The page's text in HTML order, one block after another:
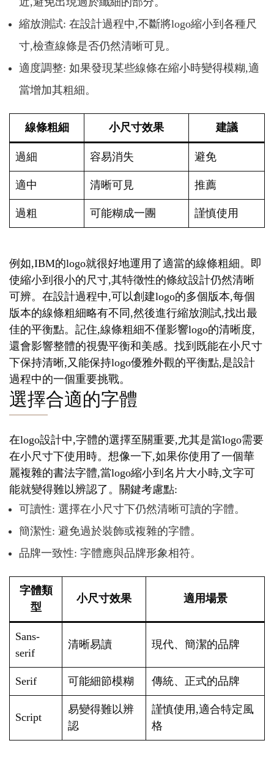
縮放測試: 在設計過程中,不斷將logo縮小到各種尺
寸,檢查線條是否仍然清晰可見。
適度調整: 如果發現某些線條在縮小時變得模糊,適
當增加其粗細。
線條粗細 小尺寸效果 建議
過細 容易消失 避免
適中 清晰可見 推薦
過粗 可能糊成一團 謹慎使用
例如,IBM的logo就很好地運用了適當的線條粗細。即
使縮小到很小的尺寸,其特徵性的條紋設計仍然清晰
可辨。在設計過程中,可以創建logo的多個版本,每個
版本的線條粗細略有不同,然後進行縮放測試,找出最
佳的平衡點。記住,線條粗細不僅影響logo的清晰度,
還會影響整體的視覺平衡和美感。找到既能在小尺寸
下保持清晰,又能保持logo優雅外觀的平衡點,是設計
過程中的一個重要挑戰。
選擇合適的字體
在logo設計中,字體的選擇至關重要,尤其是當logo需要
在小尺寸下使用時。想像一下,如果你使用了一個華
麗複雜的書法字體,當logo縮小到名片大小時,文字可
能就變得難以辨認了。關鍵考慮點:
可讀性: 選擇在小尺寸下仍然清晰可讀的字體。
簡潔性: 避免過於裝飾或複雜的字體。
品牌一致性: 字體應與品牌形象相符。
字體類
型
小尺寸效果 適用場景
Sans-
serif
清晰易讀 現代、簡潔的品牌
Serif 可能細節模糊 傳統、正式的品牌
Script
易變得難以辨
認
謹慎使用,適合特定風
格